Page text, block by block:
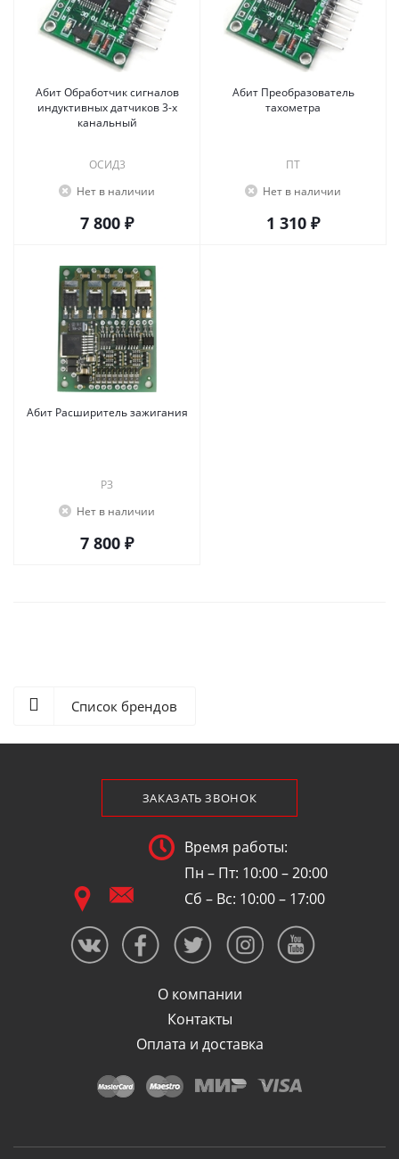
Абит Обработчик сигналов
индуктивных датчиков 3-х
канальный
ОСИД3
Нет в наличии
7 800 ₽
Абит Преобразователь
тахометра
ПТ
Нет в наличии
1 310 ₽
Абит Расширитель зажигания
РЗ
Нет в наличии
7 800 ₽
Список брендов
ЗАКАЗАТЬ ЗВОНОК
Время работы:
Пн – Пт: 10:00 – 20:00
Сб – Вс: 10:00 – 17:00
О компании
Контакты
Оплата и доставка